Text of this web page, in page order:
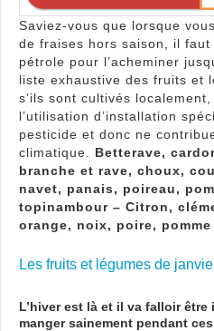
Saviez-vous que lorsque
de fraises hors saison, il faut
pétrole pour l’acheminer
liste exhaustive des fruits et
s’ils sont cultivés
l’utilisation d’installation
pesticide et donc ne
climatique. Betterave,
branche et rave, choux,
navet, panais, poireau,
topinambour – Citron,
orange, noix, poire,
Les fruits et légumes de
L’hiver est là et il va falloir
manger sainement pendant